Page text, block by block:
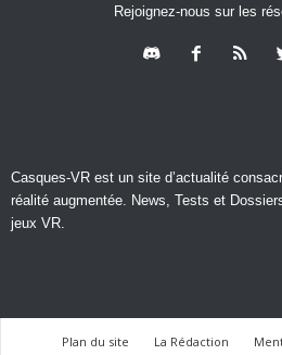
Rejoignez-nous sur les
Casques-VR est un site d’actualité
réalité augmentée. News, Tests et
jeux VR.
Plan du site La Rédaction